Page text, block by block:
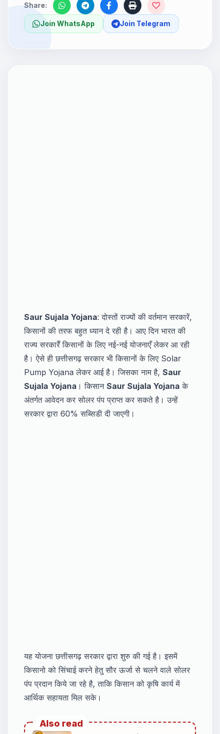
Share:
Join WhatsApp Join Telegram
Saur Sujala Yojana: दोस्तों राज्यों की वर्तमान सरकारें,
किसानों की तरफ बहुत ध्यान दे रही है। आए दिन भारत की
राज्य सरकारेँ किसानों के लिए नई-नई योजनाएँ लेकर आ रही
है। ऐसे ही छत्तीसगढ़ सरकार भी किसानों के लिए Solar
Pump Yojana लेकर आई है। जिसका नाम है, Saur
Sujala Yojana । किसान Saur Sujala Yojana के
अंतर्गत आवेदन कर सोलर पंप प्राप्त कर सकते है। उन्हें
सरकार द्वारा 60% सब्सिडी दी जाएगी।
यह योजना छत्तीसगढ़ सरकार द्वारा शुरु की गई है। इसमें
किसानो को सिंचाई करने हेतु सौर ऊर्जा से चलने वाले सोलर
पंप प्रदान किये जा रहे है, ताकि किसान को कृषि कार्य में
आर्थिक सहायता मिल सके।
Also read